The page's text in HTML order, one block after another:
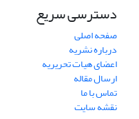
دسترسی سریع
صفحه اصلی
درباره نشریه
اعضای هیات تحریریه
ارسال مقاله
تماس با ما
نقشه سایت